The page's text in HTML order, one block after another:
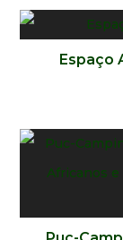
Espaço